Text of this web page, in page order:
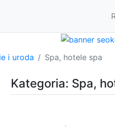
i uroda Spa, hotele spa
Kategoria: Spa,